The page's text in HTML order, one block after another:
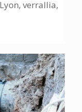
verrallia,